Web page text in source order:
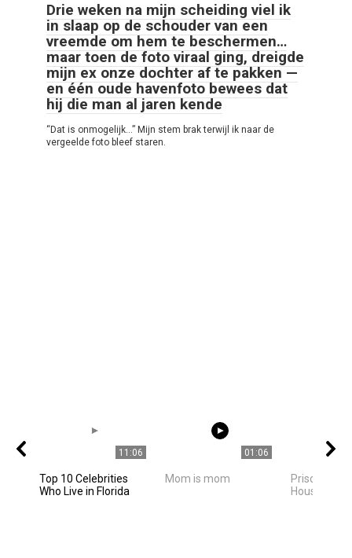
Drie weken na mijn scheiding viel ik
in slaap op de schouder van een
vreemde om hem te beschermen…
maar toen de foto viraal ging, dreigde
mijn ex onze dochter af te pakken —
en één oude havenfoto bewees dat
hij die man al jaren kende
“Dat is onmogelijk…” Mijn stem brak terwijl ik naar de
vergeelde foto bleef staren.
11:06
Top 10 Celebrities
Who Live in Florida
01:06
Mom is mom
Priscilla
House Tour